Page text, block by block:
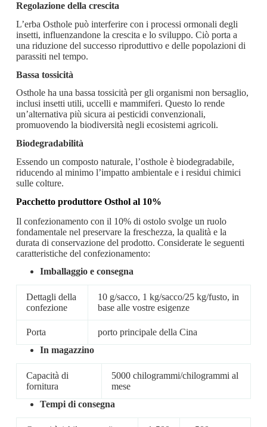
Regolazione della crescita
L’erba Osthole può interferire con i processi ormonali degli
insetti, influenzandone la crescita e lo sviluppo. Ciò porta a
una riduzione del successo riproduttivo e delle popolazioni di
parassiti nel tempo.
Bassa tossicità
Osthole ha una bassa tossicità per gli organismi non bersaglio,
inclusi insetti utili, uccelli e mammiferi. Questo lo rende
un’alternativa più sicura ai pesticidi convenzionali,
promuovendo la biodiversità negli ecosistemi agricoli.
Biodegradabilità
Essendo un composto naturale, l’osthole è biodegradabile,
riducendo al minimo l’impatto ambientale e i residui chimici
sulle colture.
Pacchetto produttore Osthol al 10%
Il confezionamento con il 10% di ostolo svolge un ruolo
fondamentale nel preservare la freschezza, la qualità e la
durata di conservazione del prodotto. Considerate le seguenti
caratteristiche del confezionamento:
Imballaggio e consegna
Dettagli della
confezione
10 g/sacco, 1 kg/sacco/25 kg/fusto, in
base alle vostre esigenze
Porta
porto principale della Cina
In magazzino
Capacità di
fornitura
5000 chilogrammi/chilogrammi al
mese
Tempi di consegna